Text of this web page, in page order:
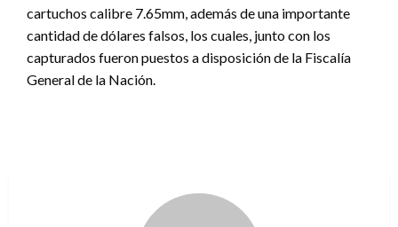
cartuchos calibre 7.65mm, además de una importante
cantidad de dólares falsos, los cuales, junto con los
capturados fueron puestos a disposición de la Fiscalía
General de la Nación.